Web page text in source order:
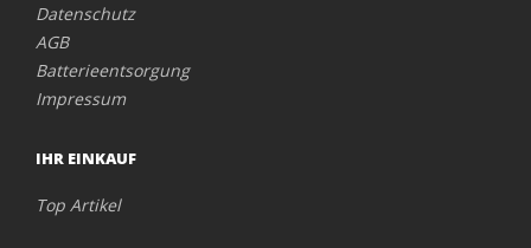
Datenschutz
AGB
Batterieentsorgung
Impressum
IHR EINKAUF
Top Artikel